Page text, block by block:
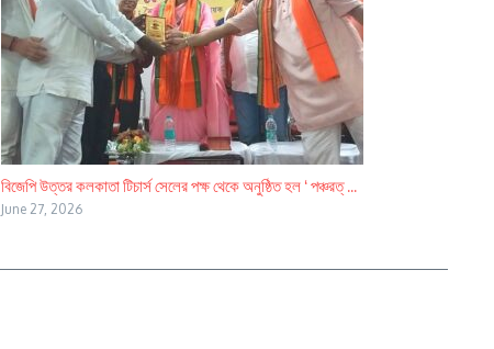
বিজেপি উত্তর কলকাতা টিচার্স সেলের পক্ষ থেকে অনুষ্ঠিত হল ‘ পঞ্চরত্ ...
June 27, 2026